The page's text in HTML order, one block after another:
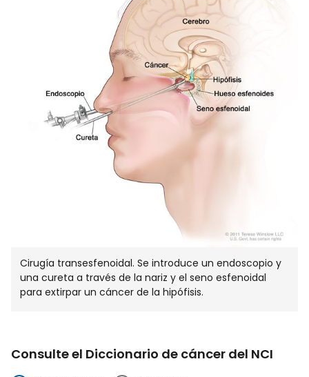
Cirugía transesfenoidal. Se introduce un endoscopio y
una cureta a través de la nariz y el seno esfenoidal
para extirpar un cáncer de la hipófisis.
Consulte el Diccionario de cáncer del NCI